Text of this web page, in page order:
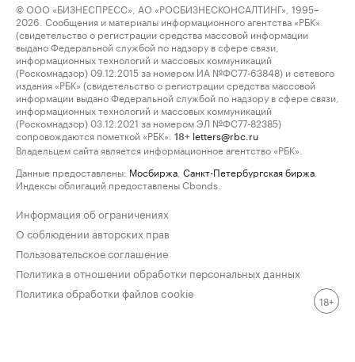
© ООО «БИЗНЕСПРЕСС», АО «РОСБИЗНЕСКОНСАЛТИНГ», 1995–
2026. Сообщения и материалы информационного агентства «РБК»
(свидетельство о регистрации средства массовой информации
выдано Федеральной службой по надзору в сфере связи,
информационных технологий и массовых коммуникаций
(Роскомнадзор) 09.12.2015 за номером ИА №ФС77-63848) и сетевого
издания «РБК» (свидетельство о регистрации средства массовой
информации выдано Федеральной службой по надзору в сфере связи,
информационных технологий и массовых коммуникаций
(Роскомнадзор) 03.12.2021 за номером ЭЛ №ФС77-82385)
сопровождаются пометкой «РБК».
18+ letters@rbc.ru
Владельцем сайта является информационное агентство «РБК».
Данные предоставлены: Мосбиржа Санкт-Петербургская биржа
Индексы облигаций предоставлены Cbonds.
Информация об ограничениях
О соблюдении авторских прав
Пользовательское соглашение
Политика в отношении обработки персональных данных
Политика обработки файлов cookie
18+